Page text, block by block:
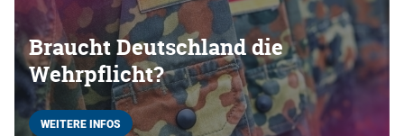
Braucht Deutschland die
Wehrpflicht?
WEITERE INFOS